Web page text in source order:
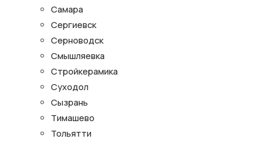
Самара
Сергиевск
Серноводск
Смышляевка
Стройкерамика
Суходол
Сызрань
Тимашево
Тольятти